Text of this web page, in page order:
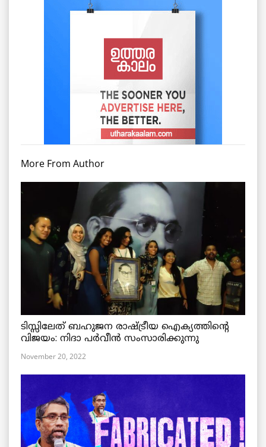
More From Author
ടിസ്സിലേത് ബഹുജന രാഷ്ട്രീയ ഐക്യത്തിന്റെ
വിജയം: നിദാ പർവീൻ സംസാരിക്കുന്നു
November 20, 2022